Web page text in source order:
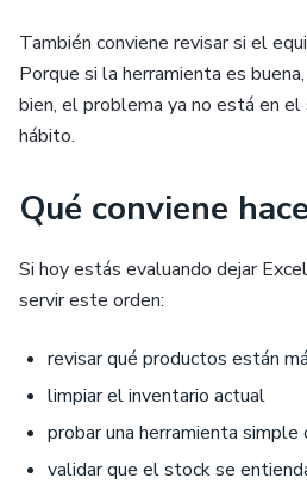
También conviene revisar si el
Porque si la herramienta es
bien, el problema ya no está en
hábito.
Qué conviene
Si hoy estás evaluando dejar
servir este orden:
revisar qué productos están
limpiar el inventario actual
probar una herramienta simple
validar que el stock se